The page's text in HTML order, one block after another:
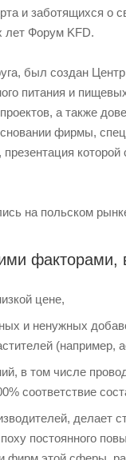
и заботящихся о
лет Форум KFD.
был создан
питания и
а также
фирмы,
на польском
факторами,
цене,
и ненужных
(например,
в том числе
соответствие
делает
постоянного